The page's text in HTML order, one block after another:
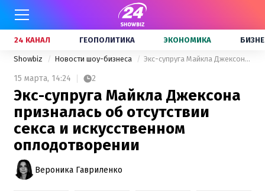
24 КАНАЛ ГЕОПОЛИТИКА ЭКОНОМИКА
Showbiz Новости шоу-бизнеса Экс-супруга Майкла Джексона призналась об отсутствии секса и искусственном оплодотворении
15 марта, 14:24 2
Экс-супруга Майкла Джексона
призналась об отсутствии
секса и искусственном
оплодотворении
Вероника Гавриленко